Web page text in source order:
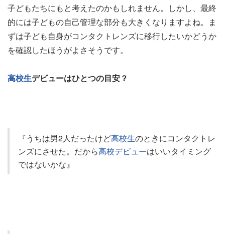
子どもたちにもと考えたのかもしれません。しかし、最終
的には子どもの自己管理な部分も大きくなりますよね。ま
ずは子ども自身がコンタクトレンズに移行したいかどうか
を確認したほうがよさそうです。
高校生デビューはひとつの目安？
『うちは男2人だったけど高校生のときにコンタクトレ
ンズにさせた。だから高校デビューはいいタイミング
ではないかな』